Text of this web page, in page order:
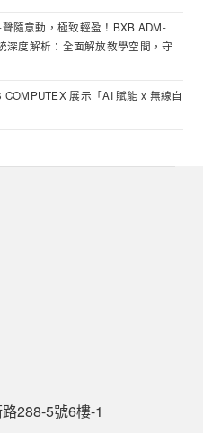
隨意動，極致輕盈！BXB ADM-
度解析：全面解放教學空間，守
展示「AI 賦能 x 無線自
288-5號6樓-1